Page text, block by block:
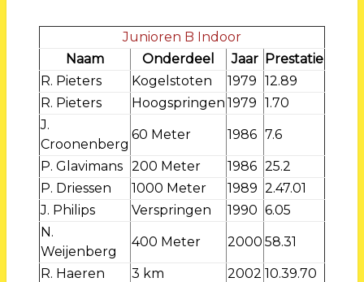
Junioren B Indoor
Naam
Onderdeel Jaar Prestatie
R. Pieters
Kogelstoten 1979 12.89
R. Pieters
Hoogspringen 1979 1.70
J.
Croonenberg
60 Meter 1986 7.6
P. Glavimans 200 Meter 1986 25.2
P. Driessen
1000 Meter 1989 2.47.01
J. Philips
Verspringen 1990 6.05
N.
Weijenberg
400 Meter 2000 58.31
R. Haeren 3 km 2002 10.39.70